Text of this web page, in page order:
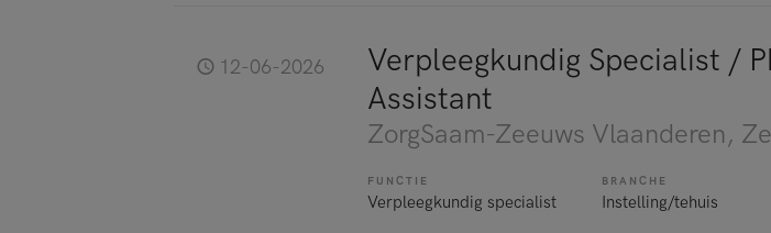
12-06-2026
Verpleegkundig Specialist /
Assistant
ZorgSaam-Zeeuws Vlaanderen,
FUNCTIE
Verpleegkundig specialist
BRANCHE
Instelling/tehuis